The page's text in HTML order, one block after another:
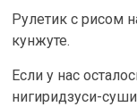
Рулетик с рисом
кунжуте.
Если у нас
нигиридзуси-